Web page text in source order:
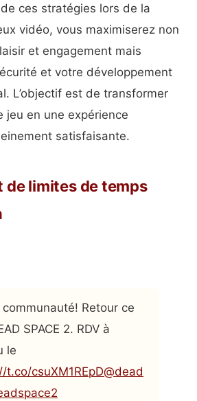
ces stratégies lors de la
vidéo, vous maximiserez non
et engagement mais
et votre développement
L’objectif est de transformer
jeu en une expérience
satisfaisante.
de limites de temps
Retour ce
SPACE 2. RDV à
le
t.co/csuXM1REpD@dead